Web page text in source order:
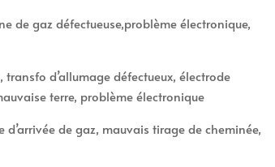
de gaz défectueuse,problème électronique,
d’allumage défectueux, électrode
terre, problème électronique
de gaz, mauvais tirage de cheminée,